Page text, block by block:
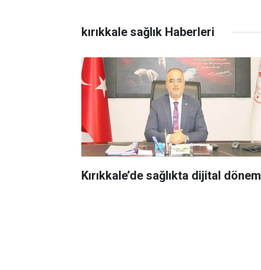
kırıkkale sağlık Haberleri
Kırıkkale’de sağlıkta dijital dönem